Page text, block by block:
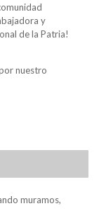
y
de la Patria!
nuestro
muramos,